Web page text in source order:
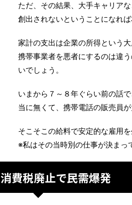
ただ、その結果、大手キャリア
創出されないということになれ
家計の支出は企業の所得という
携帯事業者を悪者にするのは違
いでしょう。
いまから７～８年ぐらい前の話
当に無くて、携帯電話の販売員
そこそこの給料で安定的な雇用
※私はその当時別の仕事が決まっ
消費税廃止で民需爆発